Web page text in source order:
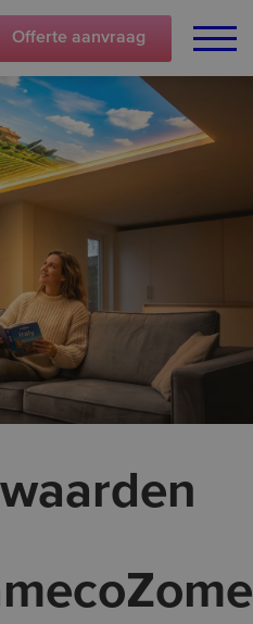
Offerte aanvraag